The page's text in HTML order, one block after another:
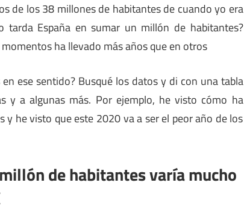
de los 38 millones de habitantes de cuando yo era
España en sumar un millón de habitantes?
ha llevado más años que en otros
ese sentido? Busqué los datos y di con una tabla
y a algunas más. Por ejemplo, he visto cómo ha
he visto que este 2020 va a ser el peor año de los
de habitantes varía mucho